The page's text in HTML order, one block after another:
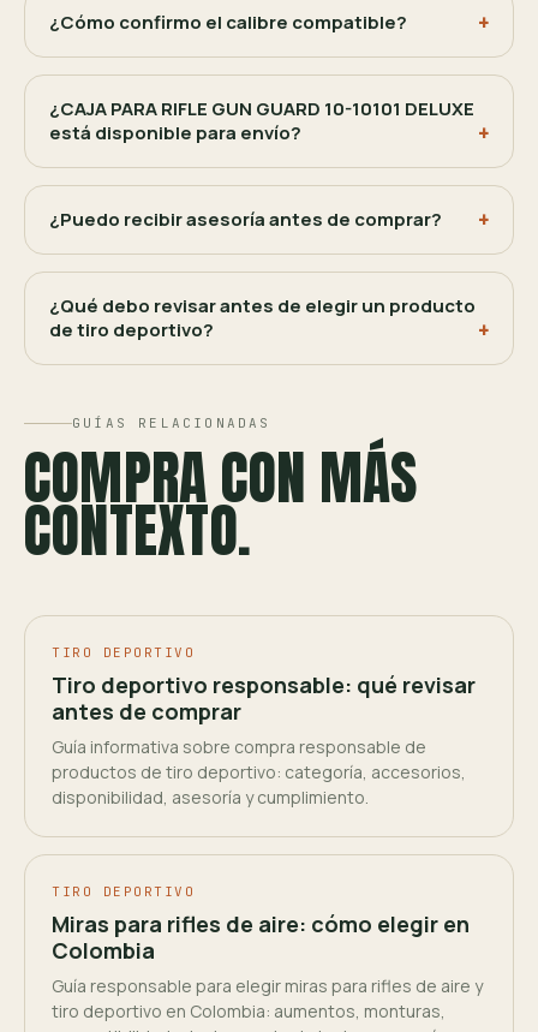
¿Cómo confirmo el calibre compatible?
¿CAJA PARA RIFLE GUN GUARD 10-10101 DELUXE
está disponible para envío?
¿Puedo recibir asesoría antes de comprar?
¿Qué debo revisar antes de elegir un producto
de tiro deportivo?
GUÍAS RELACIONADAS
COMPRA CON MÁS
CONTEXTO.
TIRO DEPORTIVO
Tiro deportivo responsable: qué revisar
antes de comprar
Guía informativa sobre compra responsable de
productos de tiro deportivo: categoría, accesorios,
disponibilidad, asesoría y cumplimiento.
TIRO DEPORTIVO
Miras para rifles de aire: cómo elegir en
Colombia
Guía responsable para elegir miras para rifles de aire y
tiro deportivo en Colombia: aumentos, monturas,